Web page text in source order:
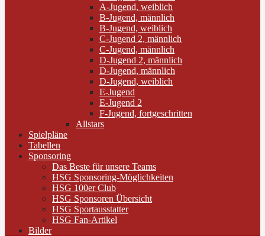
A-Jugend, weiblich
B-Jugend, männlich
B-Jugend, weiblich
C-Jugend 2, männlich
C-Jugend, männlich
D-Jugend 2, männlich
D-Jugend, männlich
D-Jugend, weiblich
E-Jugend
E-Jugend 2
F-Jugend, fortgeschritten
Allstars
Spielpläne
Tabellen
Sponsoring
Das Beste für unsere Teams
HSG Sponsoring-Möglichkeiten
HSG 100er Club
HSG Sponsoren Übersicht
HSG Sportausstatter
HSG Fan-Artikel
Bilder